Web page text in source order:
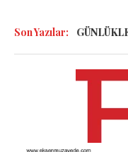
Son Yazılar:ve GÜNLÜKLER